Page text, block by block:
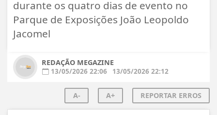
durante os quatro dias de evento no
Parque de Exposições João Leopoldo
Jacomel
REDAÇÃO MEGAZINE
13/05/2026 22:06
13/05/2026 22:12
A- A+ REPORTAR ERROS